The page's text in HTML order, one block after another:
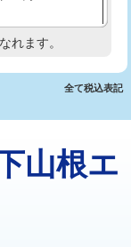
円~
円
調査
円
円
れます。
全て税込表記
山根エ